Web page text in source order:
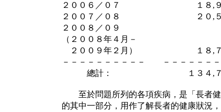
２００６／０７ １８,９
２００７／０８ ２０,５
２００８／０９
（２００８年４月－
２００９年２月） １８,７
－－－－－－－－－－ －－－－－－－
總計： １３４,７
至於問題所列的各項疾病，是「長者健
的其中一部分，用作了解長者的健康狀況